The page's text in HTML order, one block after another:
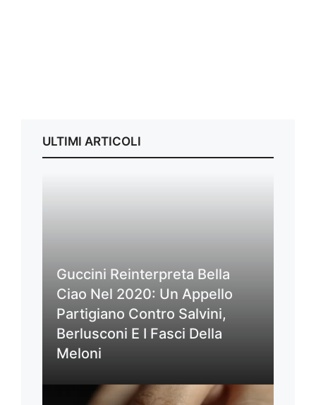
ULTIMI ARTICOLI
Guccini Reinterpreta Bella
Ciao Nel 2020: Un Appello
Partigiano Contro Salvini,
Berlusconi E I Fasci Della
Meloni